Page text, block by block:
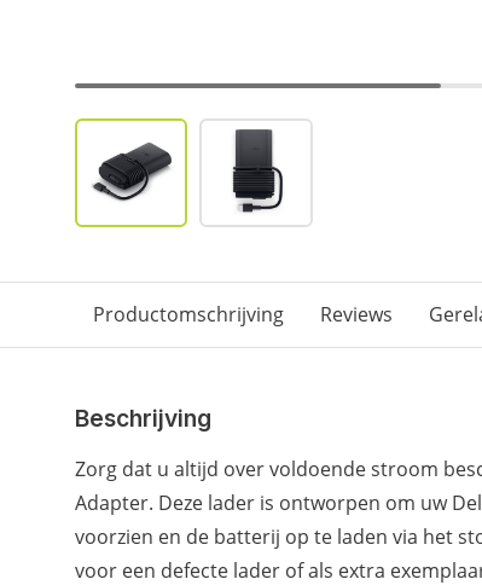
Productomschrijving Reviews
Beschrijving
Zorg dat u altijd over voldoende stroom
Adapter. Deze lader is ontworpen om uw
voorzien en de batterij op te laden via het
voor een defecte lader of als extra